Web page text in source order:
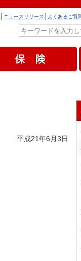
よくあるご質
ニュースリリース
平成21年6月3日